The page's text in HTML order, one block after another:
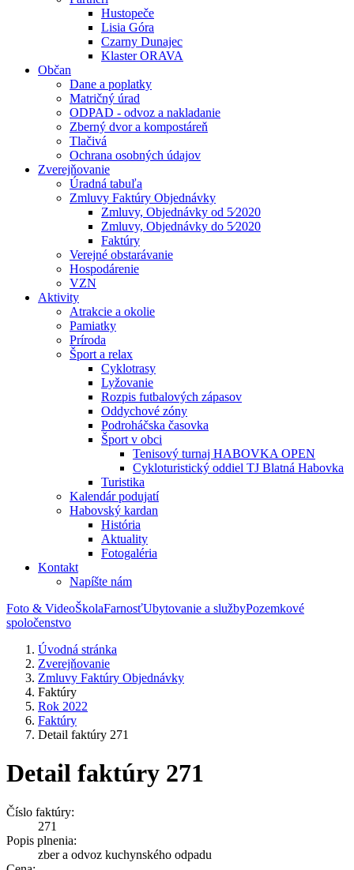
Hustopeče
Lisia Góra
Czarny Dunajec
Klaster ORAVA
Občan
Dane a poplatky
Matričný úrad
ODPAD - odvoz a nakladanie
Zberný dvor a kompostáreň
Tlačivá
Ochrana osobných údajov
Zverejňovanie
Úradná tabuľa
Zmluvy Faktúry Objednávky
Zmluvy, Objednávky od 5⁄2020
Zmluvy, Objednávky do 5⁄2020
Faktúry
Verejné obstarávanie
Hospodárenie
VZN
Aktivity
Atrakcie a okolie
Pamiatky
Príroda
Šport a relax
Cyklotrasy
Lyžovanie
Rozpis futbalových zápasov
Oddychové zóny
Podroháčska časovka
Šport v obci
Tenisový turnaj HABOVKA OPEN
Cykloturistický oddiel TJ Blatná Habovka
Turistika
Kalendár podujatí
Habovský kardan
História
Aktuality
Fotogaléria
Kontakt
Napíšte nám
Foto & VideoŠkolaFarnosťUbytovanie a službyPozemkové
spoločenstvo
Úvodná stránka
Zverejňovanie
Zmluvy Faktúry Objednávky
Faktúry
Rok 2022
Faktúry
Detail faktúry 271
Detail faktúry 271
Číslo faktúry:
271
Popis plnenia:
zber a odvoz kuchynského odpadu